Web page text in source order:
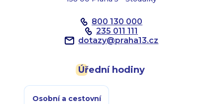
800 130 000
235 011 111
dotazy@praha13.cz
Úřední hodiny
Osobní a cestovní